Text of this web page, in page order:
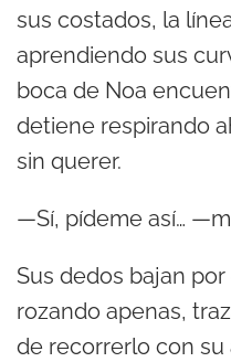
sus costados, la
aprendiendo sus
boca de Noa
detiene respirando
sin querer.
—Sí, pídeme así…
Sus dedos bajan
rozando apenas,
de recorrerlo con su